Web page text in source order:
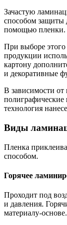
Зачастую
способом защиты
помощью пленки.
При выборе этого
продукции
картону
и декоративные
В зависимости от
полиграфические
технология
Виды
Пленка
способом.
Горячее
Проходит под
и давления.
материалу-основе.